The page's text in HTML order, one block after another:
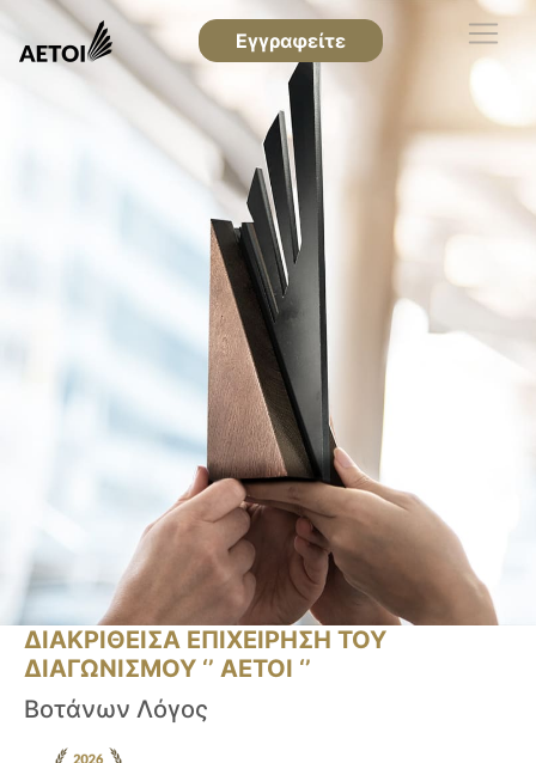
Εγγραφείτε
ΔΙΑΚΡΙΘΕΙΣΑ ΕΠΙΧΕΙΡΗΣΗ ΤΟΥ
ΔΙΑΓΩΝΙΣΜΟΥ ‘’ ΑΕΤΟΙ ‘’
Βοτάνων Λόγος